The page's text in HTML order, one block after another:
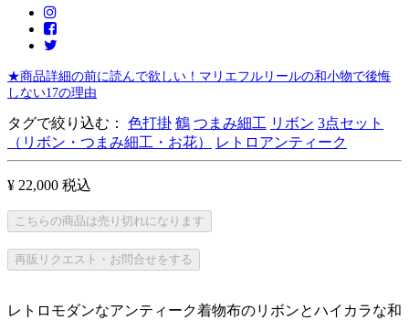
★商品詳細の前に読んで欲しい！マリエフルリールの和小物で後悔
しない17の理由
タグで絞り込む： 色打掛 鶴 つまみ細工 リボン 3点セット
（リボン・つまみ細工・お花）
レトロアンティーク
¥ 22,000 税込
こちらの商品は売り切れになります
再販リクエスト・お問合せをする
レトロモダンなアンティーク着物布のリボンとハイカラな和